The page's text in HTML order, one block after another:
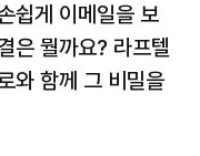
쉽게 이메일을 보
은 뭘까요? 라프텔
와 함께 그 비밀을